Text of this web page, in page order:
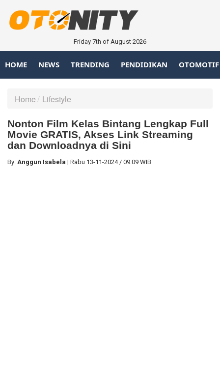
Friday 7th of August 2026
HOME NEWS TRENDING PENDIDIKAN OTOMOTIF
Home Lifestyle
Nonton Film Kelas Bintang Lengkap Full
Movie GRATIS, Akses Link Streaming
dan Downloadnya di Sini
By: Anggun Isabela | Rabu 13-11-2024 / 09:09 WIB